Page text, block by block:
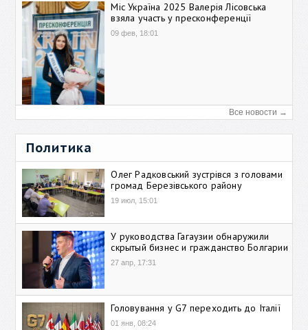
Міс Україна 2025 Валерія Лісовська
взяла участь у пресконференції
09 фев, 18:01
Все новости →
Политика
Олег Радковський зустрівся з головами
громад Березівського району
19 июл, 15:01
У руководства Гагаузии обнаружили
скрытый бизнес и гражданство Болгарии
27 апр, 17:31
Головування у G7 переходить до Італії
01 янв, 08:24